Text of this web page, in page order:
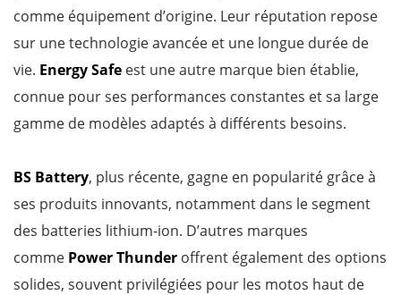
comme équipement d’origine. Leur réputation repose
sur une technologie avancée et une longue durée de
vie. Energy Safe est une autre marque bien établie,
connue pour ses performances constantes et sa large
gamme de modèles adaptés à différents besoins.
BS Battery, plus récente, gagne en popularité grâce à
ses produits innovants, notamment dans le segment
des batteries lithium-ion. D’autres marques
comme Power Thunder offrent également des options
solides, souvent privilégiées pour les motos haut de